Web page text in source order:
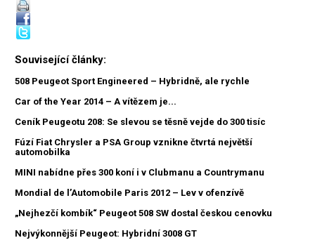
Související články:
508 Peugeot Sport Engineered – Hybridně, ale rychle
Car of the Year 2014 – A vítězem je...
Ceník Peugeotu 208: Se slevou se těsně vejde do 300 tisíc
Fúzí Fiat Chrysler a PSA Group vznikne čtvrtá největší
automobilka
MINI nabídne přes 300 koní i v Clubmanu a Countrymanu
Mondial de l’Automobile Paris 2012 – Lev v ofenzívě
„Nejhezčí kombík“ Peugeot 508 SW dostal českou cenovku
Nejvýkonnější Peugeot: Hybridní 3008 GT